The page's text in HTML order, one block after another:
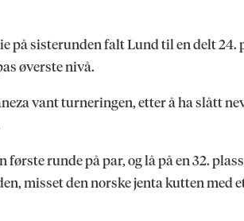
på sisterunden falt Lund til en delt
øverste nivå.
vant turneringen, etter å ha slått
første runde på par, og lå på en 32.
misset den norske jenta kutten med